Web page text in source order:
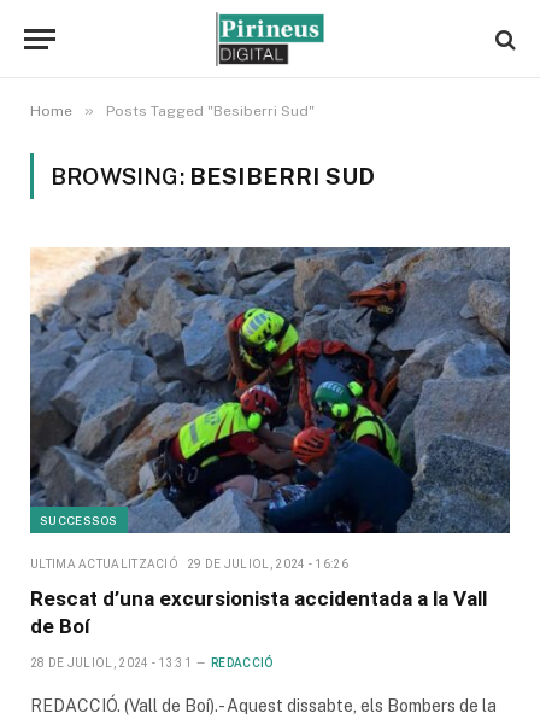
Home » Posts Tagged "Besiberri Sud"
BROWSING: BESIBERRI SUD
SUCCESSOS
ULTIMA ACTUALITZACIÓ 29 DE JULIOL, 2024 - 16:26
Rescat d’una excursionista accidentada a la Vall
de Boí
28 DE JULIOL, 2024 - 13:31 REDACCIÓ
REDACCIÓ. (Vall de Boí).- Aquest dissabte, els Bombers de la